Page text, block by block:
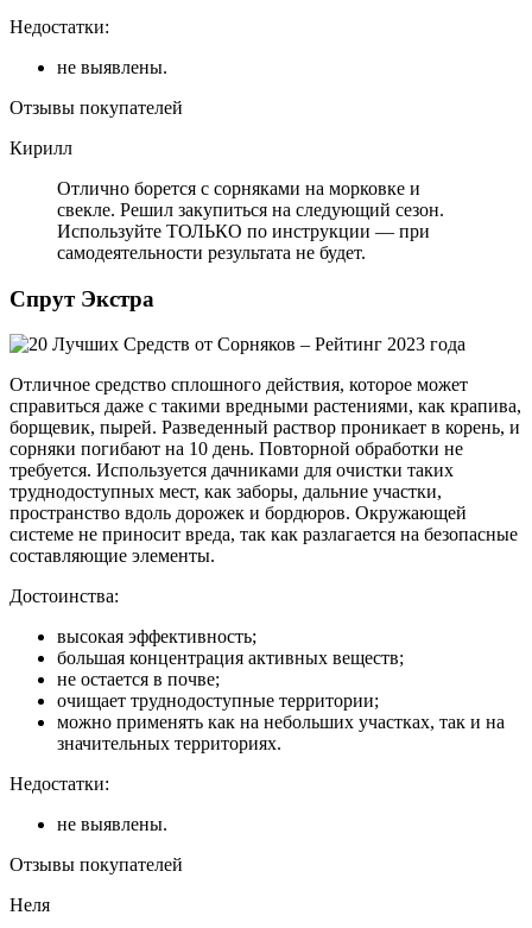
Недостатки:
не выявлены.
Отзывы покупателей
Кирилл
Отлично борется с сорняками на морковке и
свекле. Решил закупиться на следующий сезон.
Используйте ТОЛЬКО по инструкции — при
самодеятельности результата не будет.
Спрут Экстра
Отличное средство сплошного действия, которое может
справиться даже с такими вредными растениями, как крапива,
борщевик, пырей. Разведенный раствор проникает в корень, и
сорняки погибают на 10 день. Повторной обработки не
требуется. Используется дачниками для очистки таких
труднодоступных мест, как заборы, дальние участки,
пространство вдоль дорожек и бордюров. Окружающей
системе не приносит вреда, так как разлагается на безопасные
составляющие элементы.
Достоинства:
высокая эффективность;
большая концентрация активных веществ;
не остается в почве;
очищает труднодоступные территории;
можно применять как на небольших участках, так и на
значительных территориях.
Недостатки:
не выявлены.
Отзывы покупателей
Неля